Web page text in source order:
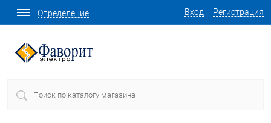
Вход Регистрация
Определение